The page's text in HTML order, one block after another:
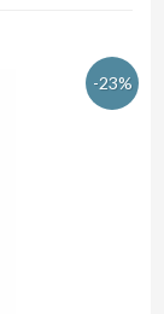
-23%